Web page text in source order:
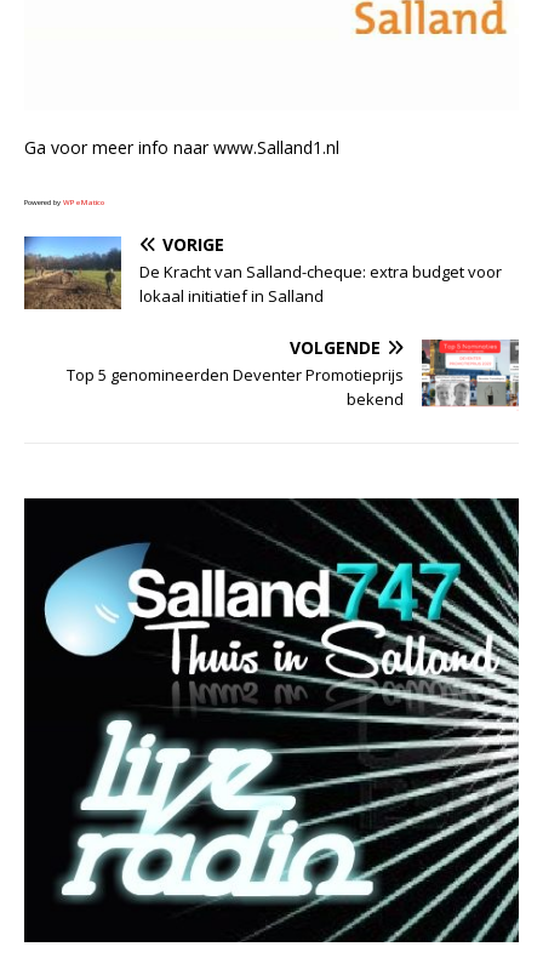
Ga voor meer info naar www.Salland1.nl
Powered by WPeMatico
VORIGE
De Kracht van Salland-cheque: extra budget voor
lokaal initiatief in Salland
VOLGENDE
Top 5 genomineerden Deventer Promotieprijs
bekend